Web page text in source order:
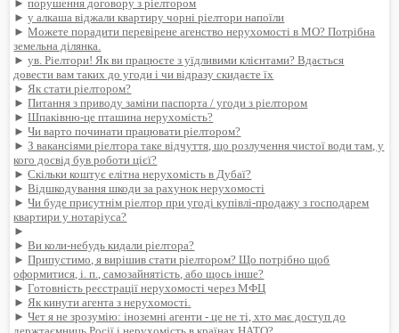
►порушення договору з ріелтором
►у алкаша віджали квартиру чорні ріелтори напоїли
►Можете порадити перевірене агенство нерухомості в МО? Потрібна
земельна ділянка.
►ув. Ріелтори! Як ви працюєте з уїдливими клієнтами? Вдається
довести вам таких до угоди і чи відразу скидаєте їх
► Як стати ріелтором?
►Питання з приводу заміни паспорта / угоди з ріелтором
►Шпаківню-це пташина нерухомість?
►Чи варто починати працювати ріелтором?
►З вакансіями ріелтора таке відчуття, що розлучення чистої води там, у
кого досвід був роботи цієї?
►Скільки коштує елітна нерухомість в Дубаї?
►Відшкодування шкоди за рахунок нерухомості
►Чи буде присутнім ріелтор при угоді купівлі-продажу з господарем
квартири у нотаріуса?
►
►Ви коли-небудь кидали ріелтора?
►Припустимо, я вирішив стати ріелтором? Що потрібно щоб
оформитися, і. п., самозайнятість, або щось інше?
►Готовність реєстрації нерухомості через МФЦ
► Як кинути агента з нерухомості.
►Чет я не зрозумію: іноземні агенти - це не ті, хто має доступ до